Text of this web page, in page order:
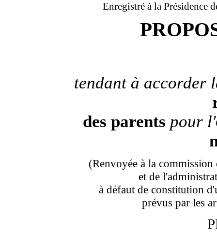
Enregistré à la Présidence
tendant à accorder
des parents pour l'
(Renvoyée à la
et de
à défaut de constitution
prévus par les